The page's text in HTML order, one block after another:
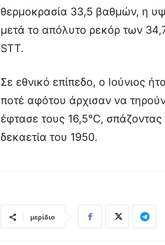
θερμοκρασία 33,5 βαθμών, η
μετά το απόλυτο ρεκόρ των
STT.
Σε εθνικό επίπεδο, ο Ιούνιος
ποτέ αφότου άρχισαν να
έφτασε τους 16,5°C,
δεκαετία του 1950.
μερίδιο